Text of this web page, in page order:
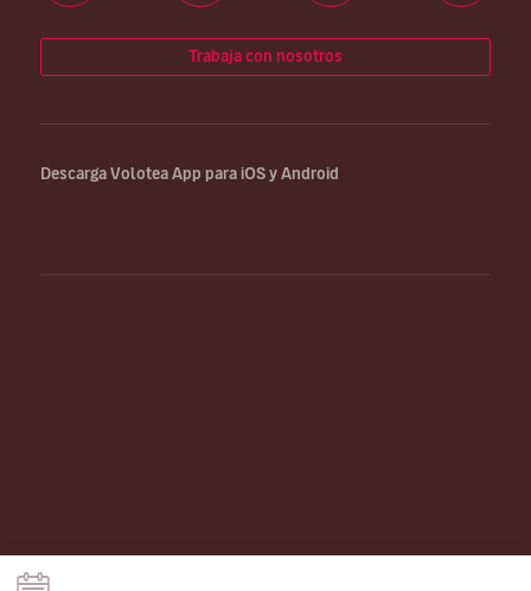
Trabaja con nosotros
Descarga Volotea App para iOS y Android